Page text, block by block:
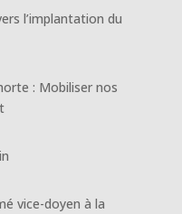
l’implantation du
: Mobiliser nos
vice-doyen à la